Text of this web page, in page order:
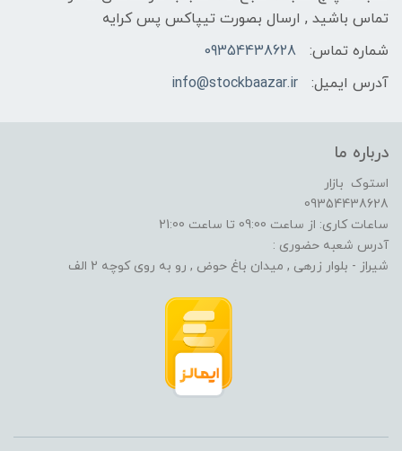
تماس باشید , ارسال بصورت تیپاکس پس کرایه
شماره تماس:
09354438628
آدرس ایمیل:
info@stockbaazar.ir
درباره ما
استوک بازار
09354438628
ساعات کاری: از ساعت 09:00 تا ساعت 21:00
آدرس شعبه حضوری :
شیراز - بلوار زرهی , میدان باغ حوض , رو به روی کوچه 2 الف